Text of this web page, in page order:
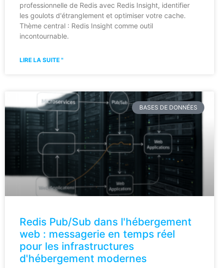
professionnelle de Redis avec Redis Insight, identifier
les goulots d'étranglement et optimiser votre cache.
Thème central : Redis Insight comme outil
incontournable.
LIRE LA SUITE "
BASES DE DONNÉES
Redis Pub/Sub dans l'hébergement
web : messagerie en temps réel
pour les infrastructures
d'hébergement modernes